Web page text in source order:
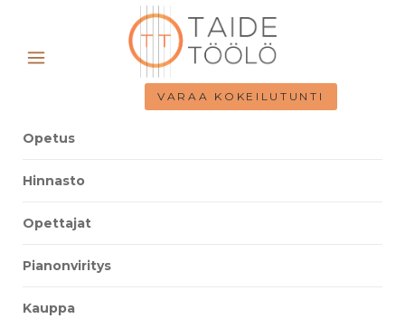
VARAA KOKEILUTUNTI
Opetus
Hinnasto
Opettajat
Pianonviritys
Kauppa